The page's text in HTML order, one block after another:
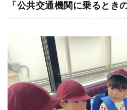
「公共交通機関に乗るとき